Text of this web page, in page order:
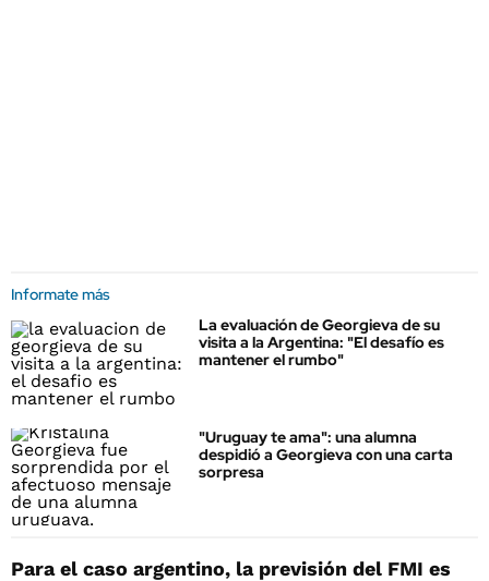
Informate más
La evaluación de Georgieva de su
visita a la Argentina: "El desafío es
mantener el rumbo"
"Uruguay te ama": una alumna
despidió a Georgieva con una carta
sorpresa
Para el caso argentino, la previsión del FMI es